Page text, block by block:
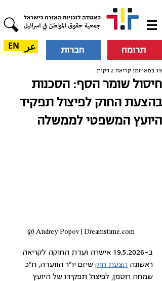
תרומה חברות عر EN
חיסול שומר הסף: הסכנות
בהצעת החוק לפיצול תפקיד
היועץ המשפטי לממשלה
19 במאי זמן קריאה 2 דקות
Andrey Popov | Dreamstime.com @
ב-19.5.2026 אישרה ועדת החוקה לקריאה
ראשונה הצעת חוק שיזם יו"ר הוועדה, ח"כ
שמחה רוטמן, לפיצול תפקידו של היועץ